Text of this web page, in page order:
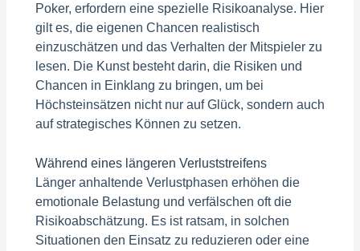
Poker, erfordern eine spezielle Risikoanalyse. Hier
gilt es, die eigenen Chancen realistisch
einzuschätzen und das Verhalten der Mitspieler zu
lesen. Die Kunst besteht darin, die Risiken und
Chancen in Einklang zu bringen, um bei
Höchsteinsätzen nicht nur auf Glück, sondern auch
auf strategisches Können zu setzen.
Während eines längeren Verluststreifens
Länger anhaltende Verlustphasen erhöhen die
emotionale Belastung und verfälschen oft die
Risikoabschätzung. Es ist ratsam, in solchen
Situationen den Einsatz zu reduzieren oder eine